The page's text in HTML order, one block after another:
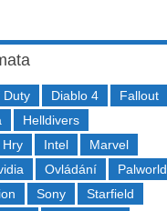
Duty Diablo 4
Fallout
Helldivers
Hry Intel
Marvel
Ovládání
Palworld
Sony
Starfield